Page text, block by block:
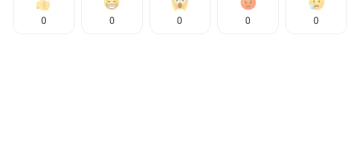
0 0 0 0 0